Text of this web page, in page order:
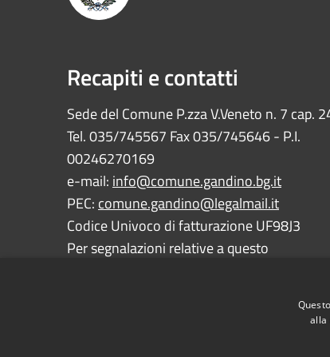
Recapiti e contatti
Sede del Comune P.zza V.Veneto n. 7 cap.
Tel. 035/745567 Fax 035/745646 - P.I.
00246270169
e-mail: info@comune.gandino.bg.it
PEC: comune.gandino@legalmail.it
Codice Univoco di fatturazione UF98J3
Per segnalazioni relative a questo
alla